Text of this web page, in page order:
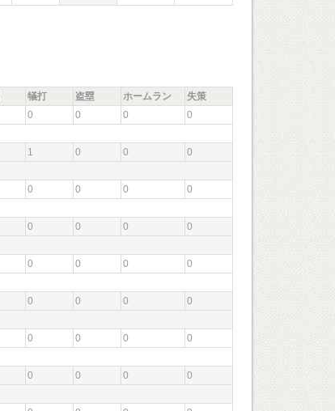
犠打 盗塁 ホームラン 失策
0 0 0
0
1 0 0
0
0 0 0
0
0 0 0
0
0 0 0
0
0 0 0
0
0 0 0
0
0 0 0
0